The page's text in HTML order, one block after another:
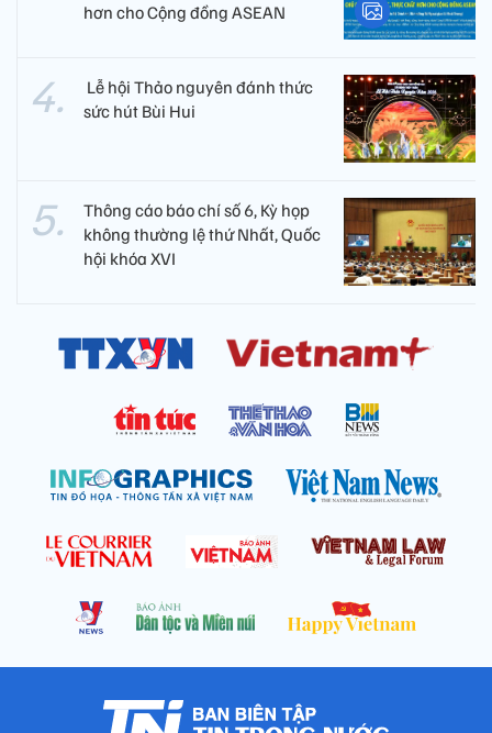
hơn cho Cộng đồng ASEAN
​ Lễ hội Thảo nguyên đánh thức
sức hút Bùi Hui
Thông cáo báo chí số 6, Kỳ họp
không thường lệ thứ Nhất, Quốc
hội khóa XVI